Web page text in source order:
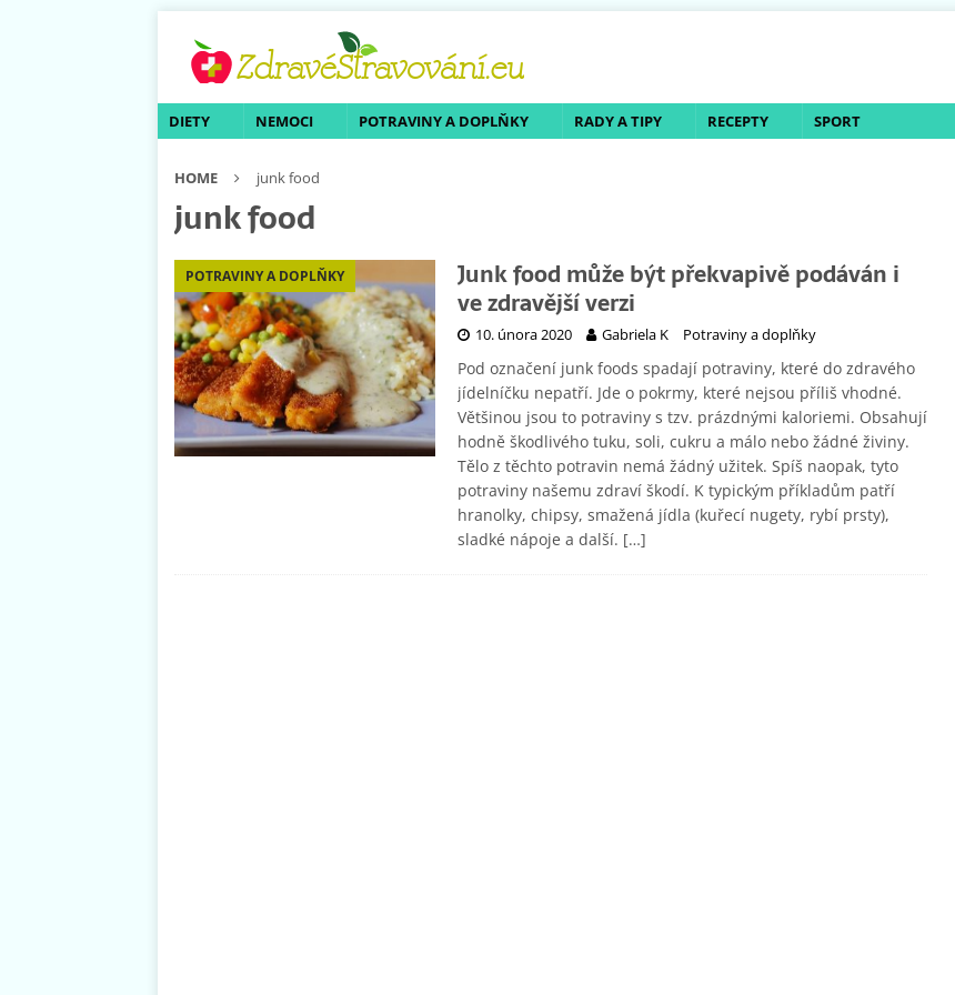
DIETY NEMOCI POTRAVINY A DOPLŇKY RADY A TIPY RECEPTY SPORT
HOME junk food
junk food
POTRAVINY A DOPLŇKY
Junk food může být překvapivě podáván i
ve zdravější verzi
10. února 2020 Gabriela K Potraviny a doplňky
Pod označení junk foods spadají potraviny, které do zdravého
jídelníčku nepatří. Jde o pokrmy, které nejsou příliš vhodné.
Většinou jsou to potraviny s tzv. prázdnými kaloriemi. Obsahují
hodně škodlivého tuku, soli, cukru a málo nebo žádné živiny.
Tělo z těchto potravin nemá žádný užitek. Spíš naopak, tyto
potraviny našemu zdraví škodí. K typickým příkladům patří
hranolky, chipsy, smažená jídla (kuřecí nugety, rybí prsty),
sladké nápoje a další. […]